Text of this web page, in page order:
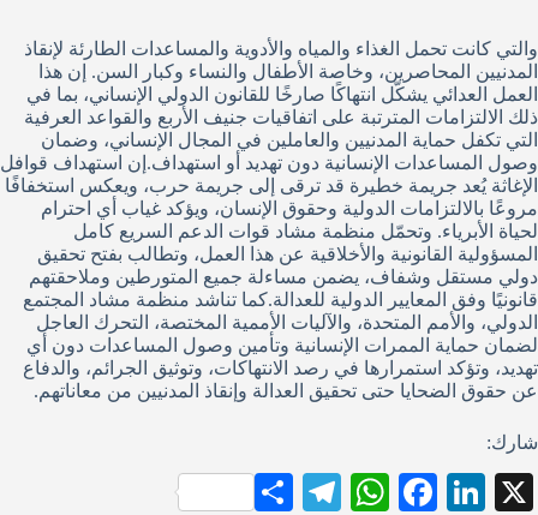
والتي كانت تحمل الغذاء والمياه والأدوية والمساعدات الطارئة لإنقاذ
المدنيين المحاصرين، وخاصة الأطفال والنساء وكبار السن. إن هذا
العمل العدائي يشكّل انتهاكًا صارخًا للقانون الدولي الإنساني، بما في
ذلك الالتزامات المترتبة على اتفاقيات جنيف الأربع والقواعد العرفية
التي تكفل حماية المدنيين والعاملين في المجال الإنساني، وضمان
وصول المساعدات الإنسانية دون تهديد أو استهداف.إن استهداف قوافل
الإغاثة يُعد جريمة خطيرة قد ترقى إلى جريمة حرب، ويعكس استخفافًا
مروعًا بالالتزامات الدولية وحقوق الإنسان، ويؤكد غياب أي احترام
لحياة الأبرياء. وتحمّل منظمة مشاد قوات الدعم السريع كامل
المسؤولية القانونية والأخلاقية عن هذا العمل، وتطالب بفتح تحقيق
دولي مستقل وشفاف، يضمن مساءلة جميع المتورطين وملاحقتهم
قانونيًا وفق المعايير الدولية للعدالة.كما تناشد منظمة مشاد المجتمع
الدولي، والأمم المتحدة، والآليات الأممية المختصة، التحرك العاجل
لضمان حماية الممرات الإنسانية وتأمين وصول المساعدات دون أي
تهديد، وتؤكد استمرارها في رصد الانتهاكات، وتوثيق الجرائم، والدفاع
عن حقوق الضحايا حتى تحقيق العدالة وإنقاذ المدنيين من معاناتهم.
شارك:
X
Li
Fa
W
Te